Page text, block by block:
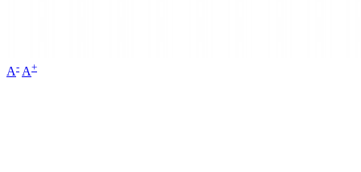
A- A+